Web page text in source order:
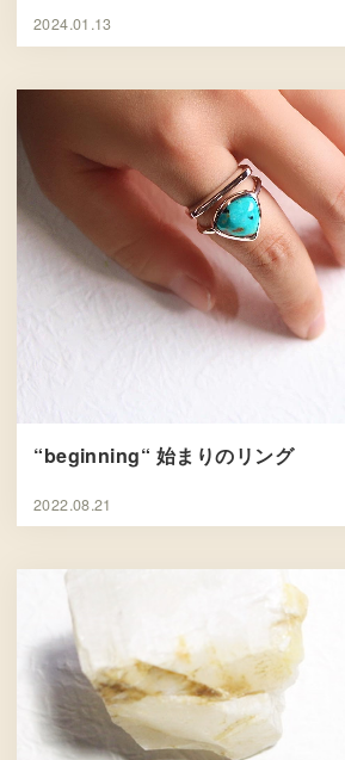
2024.01.13
“beginning“ 始まりのリング
2022.08.21